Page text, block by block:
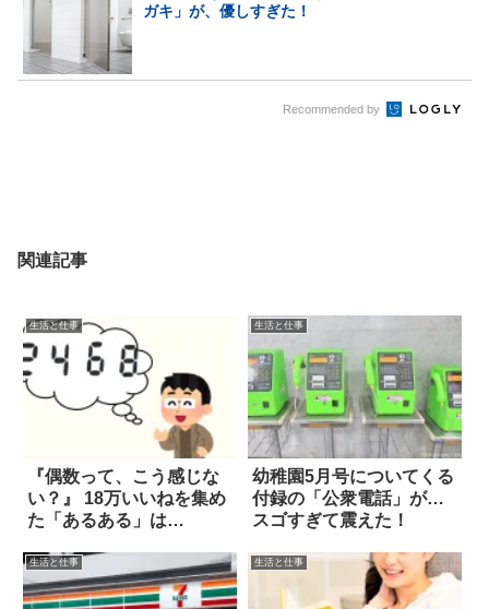
ガキ」が、優しすぎた！
Recommended by
関連記事
生活と仕事
『偶数って、こう感じな
い？』 18万いいねを集め
た「あるある」は…
生活と仕事
幼稚園5月号についてくる
付録の「公衆電話」が…
スゴすぎて震えた！
生活と仕事 生活と仕事